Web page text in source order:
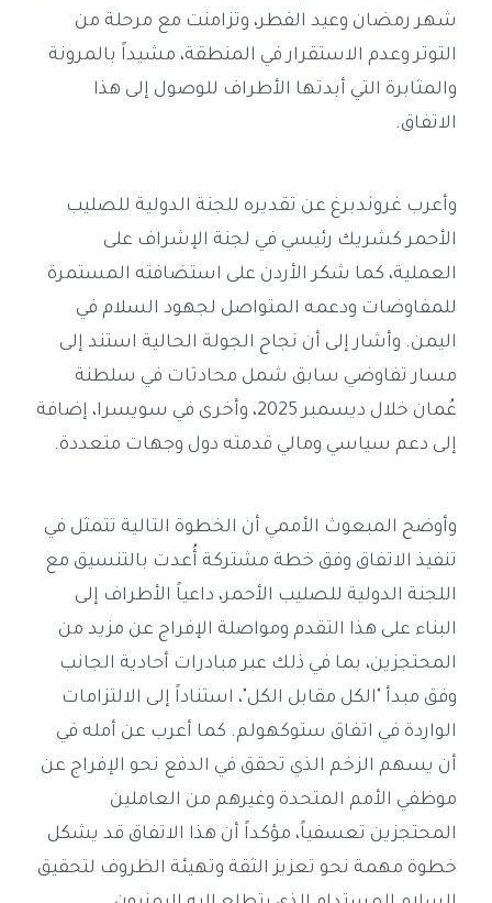
شهر رمضان وعيد الفطر، وتزامنت مع مرحلة من
التوتر وعدم الاستقرار في المنطقة، مشيداً بالمرونة
والمثابرة التي أبدتها الأطراف للوصول إلى هذا
الاتفاق.
وأعرب غروندبرغ عن تقديره للجنة الدولية للصليب
الأحمر كشريك رئيسي في لجنة الإشراف على
العملية، كما شكر الأردن على استضافته المستمرة
للمفاوضات ودعمه المتواصل لجهود السلام في
اليمن. وأشار إلى أن نجاح الجولة الحالية استند إلى
مسار تفاوضي سابق شمل محادثات في سلطنة
عُمان خلال ديسمبر 2025، وأخرى في سويسرا، إضافة
إلى دعم سياسي ومالي قدمته دول وجهات متعددة.
وأوضح المبعوث الأممي أن الخطوة التالية تتمثل في
تنفيذ الاتفاق وفق خطة مشتركة أُعدت بالتنسيق مع
اللجنة الدولية للصليب الأحمر، داعياً الأطراف إلى
البناء على هذا التقدم ومواصلة الإفراج عن مزيد من
المحتجزين، بما في ذلك عبر مبادرات أحادية الجانب
وفق مبدأ "الكل مقابل الكل"، استناداً إلى الالتزامات
الواردة في اتفاق ستوكهولم. كما أعرب عن أمله في
أن يسهم الزخم الذي تحقق في الدفع نحو الإفراج عن
موظفي الأمم المتحدة وغيرهم من العاملين
المحتجزين تعسفياً، مؤكداً أن هذا الاتفاق قد يشكل
خطوة مهمة نحو تعزيز الثقة وتهيئة الظروف لتحقيق